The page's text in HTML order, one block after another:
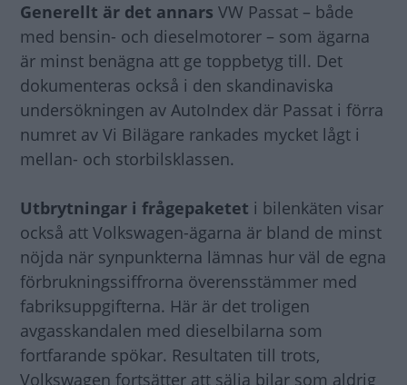
Generellt är det annars VW Passat – både
med bensin- och dieselmotorer – som ägarna
är minst benägna att ge toppbetyg till. Det
dokumenteras också i den skandinaviska
undersökningen av AutoIndex där Passat i förra
numret av Vi Bilägare rankades mycket lågt i
mellan- och storbilsklassen.
Utbrytningar i frågepaketet i bilenkäten visar
också att Volkswagen-ägarna är bland de minst
nöjda när synpunkterna lämnas hur väl de egna
förbrukningssiffrorna överensstämmer med
fabriksuppgifterna. Här är det troligen
avgasskandalen med dieselbilarna som
fortfarande spökar. Resultaten till trots,
Volkswagen fortsätter att sälja bilar som aldrig